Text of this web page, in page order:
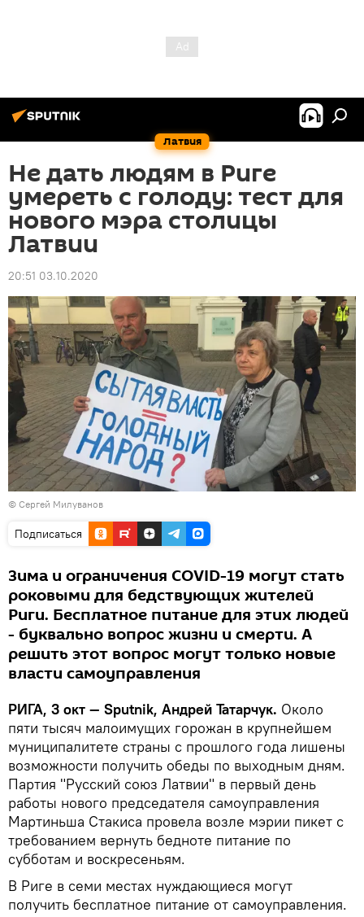
Латвия
Не дать людям в Риге
умереть с голоду: тест для
нового мэра столицы
Латвии
20:51 03.10.2020
© Сергей Милуванов
Подписаться
Зима и ограничения COVID-19 могут стать
роковыми для бедствующих жителей
Риги. Бесплатное питание для этих людей
- буквально вопрос жизни и смерти. А
решить этот вопрос могут только новые
власти самоуправления
РИГА, 3 окт — Sputnik, Андрей Татарчук. Около
пяти тысяч малоимущих горожан в крупнейшем
муниципалитете страны с прошлого года лишены
возможности получить обеды по выходным дням.
Партия "Русский союз Латвии" в первый день
работы нового председателя самоуправления
Мартиньша Стакиса провела возле мэрии пикет с
требованием вернуть бедноте питание по
субботам и воскресеньям.
В Риге в семи местах нуждающиеся могут
получить бесплатное питание от самоуправления.